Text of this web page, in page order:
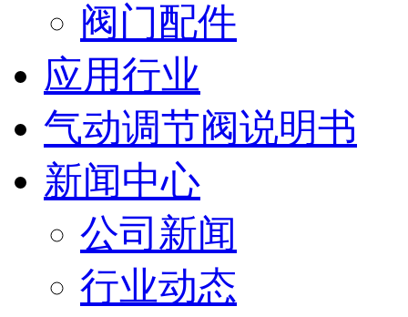
阀门配件
应用行业
气动调节阀说明书
新闻中心
公司新闻
行业动态